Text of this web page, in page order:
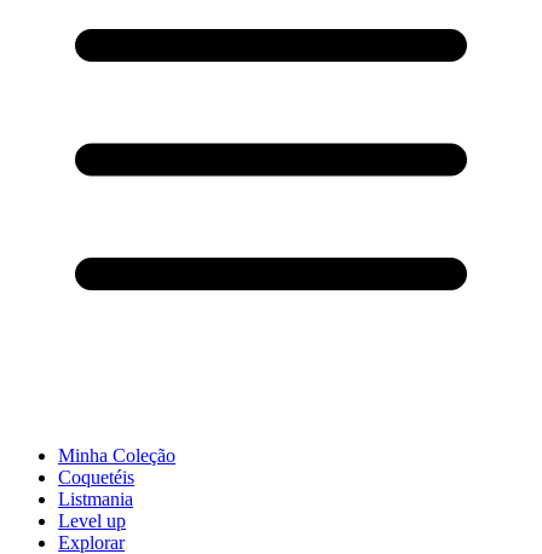
Minha Coleção
Coquetéis
Listmania
Level up
Explorar